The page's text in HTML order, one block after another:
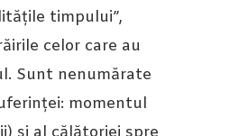
timpului”,
celor care au
Sunt nenumărate
momentul